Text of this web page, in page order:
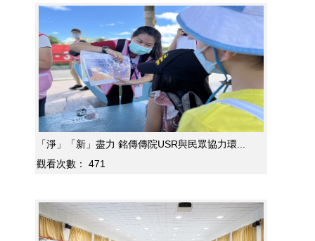
「淨」「新」盡力 銘傳傳院USR與民眾協力環...
觀看次數：
471